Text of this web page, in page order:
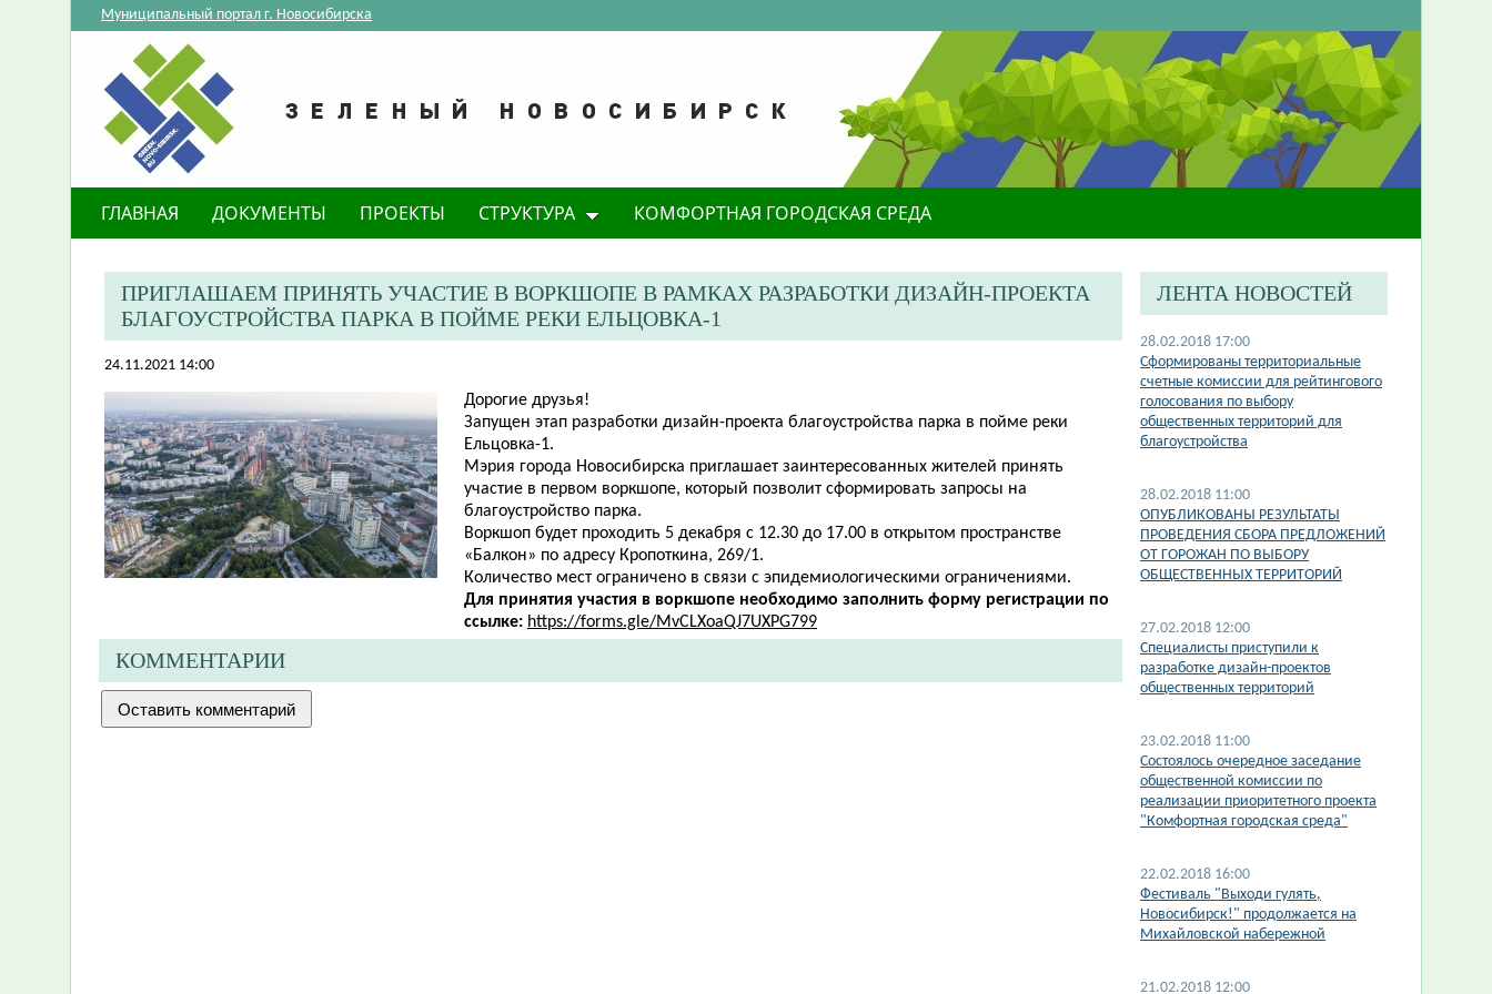
Муниципальный портал г. Новосибирска
ГЛАВНАЯ ДОКУМЕНТЫ ПРОЕКТЫ СТРУКТУРА КОМФОРТНАЯ ГОРОДСКАЯ СРЕДА
ПРИГЛАШАЕМ ПРИНЯТЬ УЧАСТИЕ В ВОРКШОПЕ В РАМКАХ РАЗРАБОТКИ ДИЗАЙН-ПРОЕКТА
БЛАГОУСТРОЙСТВА ПАРКА В ПОЙМЕ РЕКИ ЕЛЬЦОВКА-1
24.11.2021 14:00
Дорогие друзья!
Запущен этап разработки дизайн-проекта благоустройства парка в пойме реки
Ельцовка-1.
Мэрия города Новосибирска приглашает заинтересованных жителей принять
участие в первом воркшопе, который позволит сформировать запросы на
благоустройство парка.
Воркшоп будет проходить 5 декабря с 12.30 до 17.00 в открытом пространстве
«Балкон» по адресу ​Кропоткина, 269/1.
Количество мест ограничено в связи с эпидемиологическими ограничениями.
Для принятия участия в воркшопе необходимо заполнить форму регистрации по
ссылке: https://forms.gle/MvCLXoaQJ7UXPG799
КОММЕНТАРИИ
ЛЕНТА НОВОСТЕЙ
28.02.2018 17:00
Сформированы территориальные
счетные комиссии для рейтингового
голосования по выбору
общественных территорий для
благоустройства
28.02.2018 11:00
ОПУБЛИКОВАНЫ РЕЗУЛЬТАТЫ
ПРОВЕДЕНИЯ СБОРА ПРЕДЛОЖЕНИЙ
ОТ ГОРОЖАН ПО ВЫБОРУ
ОБЩЕСТВЕННЫХ ТЕРРИТОРИЙ
27.02.2018 12:00
Специалисты приступили к
разработке дизайн-проектов
общественных территорий
23.02.2018 11:00
Состоялось очередное заседание
общественной комиссии по
реализации приоритетного проекта
"Комфортная городская среда"
22.02.2018 16:00
Фестиваль "Выходи гулять,
Новосибирск!" продолжается на
Михайловской набережной
21.02.2018 12:00